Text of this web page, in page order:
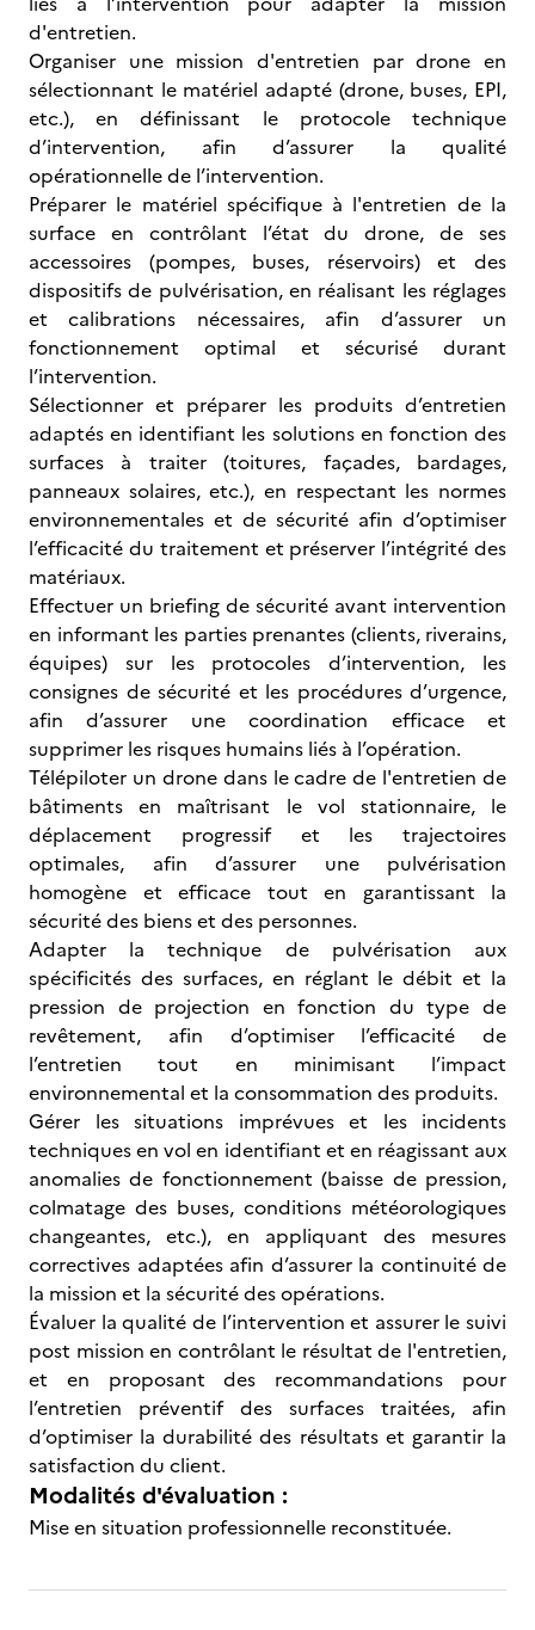
d'entretien.
Organiser une mission d'entretien par drone en
sélectionnant le matériel adapté (drone, buses, EPI,
etc.), en définissant le protocole technique
d’intervention, afin d’assurer la qualité
opérationnelle de l’intervention.
Préparer le matériel spécifique à l'entretien de la
surface en contrôlant l’état du drone, de ses
accessoires (pompes, buses, réservoirs) et des
dispositifs de pulvérisation, en réalisant les réglages
et calibrations nécessaires, afin d’assurer un
fonctionnement optimal et sécurisé durant
l’intervention.
Sélectionner et préparer les produits d’entretien
adaptés en identifiant les solutions en fonction des
surfaces à traiter (toitures, façades, bardages,
panneaux solaires, etc.), en respectant les normes
environnementales et de sécurité afin d’optimiser
l’efficacité du traitement et préserver l’intégrité des
matériaux.
Effectuer un briefing de sécurité avant intervention
en informant les parties prenantes (clients, riverains,
équipes) sur les protocoles d’intervention, les
consignes de sécurité et les procédures d’urgence,
afin d’assurer une coordination efficace et
supprimer les risques humains liés à l’opération.
Télépiloter un drone dans le cadre de l'entretien de
bâtiments en maîtrisant le vol stationnaire, le
déplacement progressif et les trajectoires
optimales, afin d’assurer une pulvérisation
homogène et efficace tout en garantissant la
sécurité des biens et des personnes.
Adapter la technique de pulvérisation aux
spécificités des surfaces, en réglant le débit et la
pression de projection en fonction du type de
revêtement, afin d’optimiser l’efficacité de
l’entretien tout en minimisant l’impact
environnemental et la consommation des produits.
Gérer les situations imprévues et les incidents
techniques en vol en identifiant et en réagissant aux
anomalies de fonctionnement (baisse de pression,
colmatage des buses, conditions météorologiques
changeantes, etc.), en appliquant des mesures
correctives adaptées afin d’assurer la continuité de
la mission et la sécurité des opérations.
Évaluer la qualité de l’intervention et assurer le suivi
post mission en contrôlant le résultat de l'entretien,
et en proposant des recommandations pour
l’entretien préventif des surfaces traitées, afin
d’optimiser la durabilité des résultats et garantir la
satisfaction du client.
Modalités d'évaluation :
Mise en situation professionnelle reconstituée.